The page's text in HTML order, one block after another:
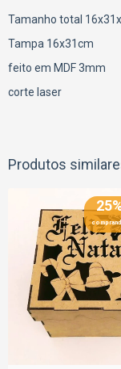
Tamanho total
Tampa 16x31cm
feito em MDF 3mm
corte laser
Produtos